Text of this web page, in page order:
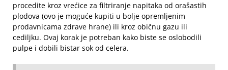
procedite kroz vrećice za filtriranje napitaka od orašastih
plodova (ovo je moguće kupiti u bolje opremljenim
prodavnicama zdrave hrane) ili kroz običnu gazu ili
cediljku. Ovaj korak je potreban kako biste se oslobodili
pulpe i dobili bistar sok od celera.